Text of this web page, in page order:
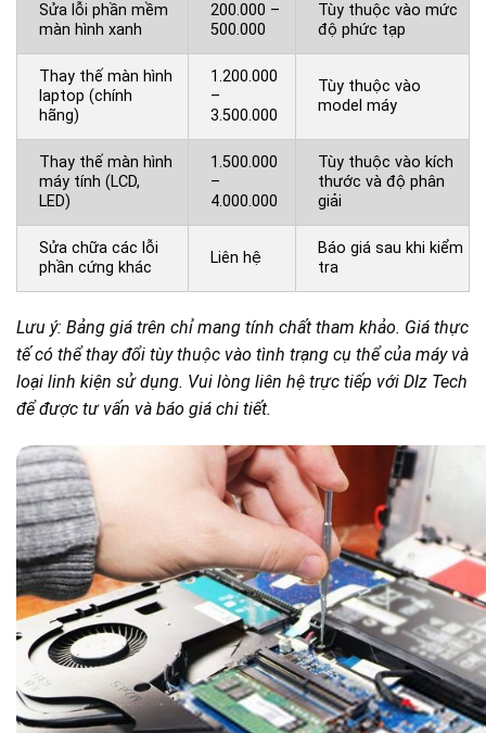
Sửa lỗi phần mềm
màn hình xanh
200.000 –
500.000
Tùy thuộc vào mức
độ phức tạp
Thay thế màn hình
laptop (chính
hãng)
1.200.000
–
3.500.000
Tùy thuộc vào
model máy
Thay thế màn hình
máy tính (LCD,
LED)
1.500.000
–
4.000.000
Tùy thuộc vào kích
thước và độ phân
giải
Sửa chữa các lỗi
phần cứng khác
Liên hệ
Báo giá sau khi kiểm
tra
Lưu ý: Bảng giá trên chỉ mang tính chất tham khảo. Giá thực
tế có thể thay đổi tùy thuộc vào tình trạng cụ thể của máy và
loại linh kiện sử dụng. Vui lòng liên hệ trực tiếp với Dlz Tech
để được tư vấn và báo giá chi tiết.